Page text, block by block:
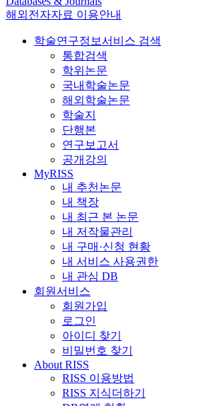
해외전자자료 이용안내
학술연구정보서비스 검색
통합검색
학위논문
국내학술논문
해외학술논문
학술지
단행본
연구보고서
공개강의
MyRISS
내 추천논문
내 책장
내 최근 본 논문
내 저작물관리
내 구매·신청 현황
내 서비스 사용권한
내 관심 DB
회원서비스
회원가입
로그인
아이디 찾기
비밀번호 찾기
About RISS
RISS 이용방법
RISS 지식더하기